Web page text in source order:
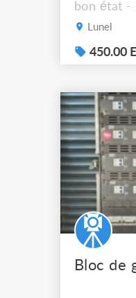
bon état -
NF
-
30 mA
dégressif
plusieurs
Lunel
450.00